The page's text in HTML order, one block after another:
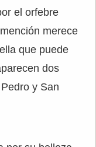
el orfebre
merece
que puede
dos
y San